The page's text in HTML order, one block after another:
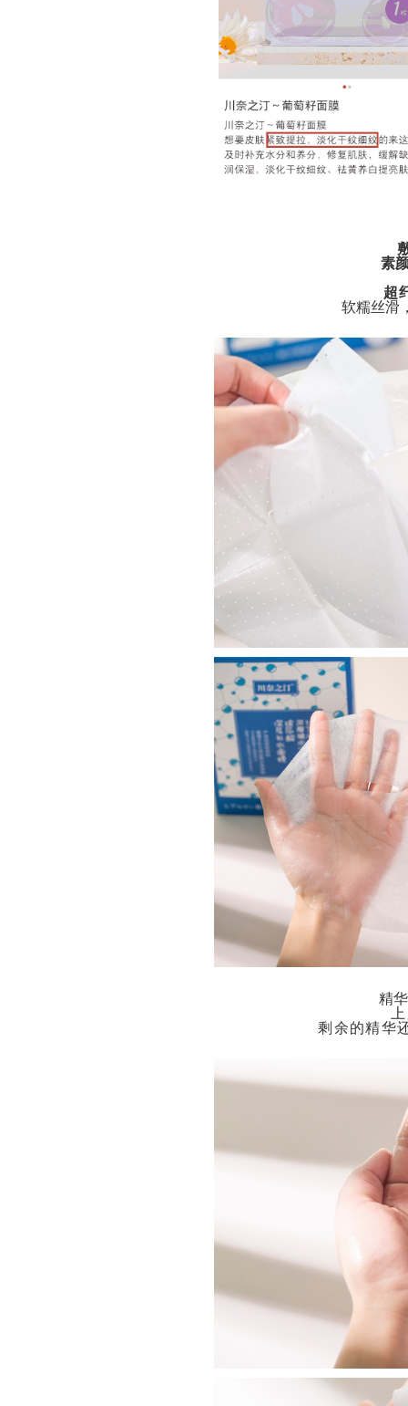
素
超
软糯丝滑
精
剩余的精华